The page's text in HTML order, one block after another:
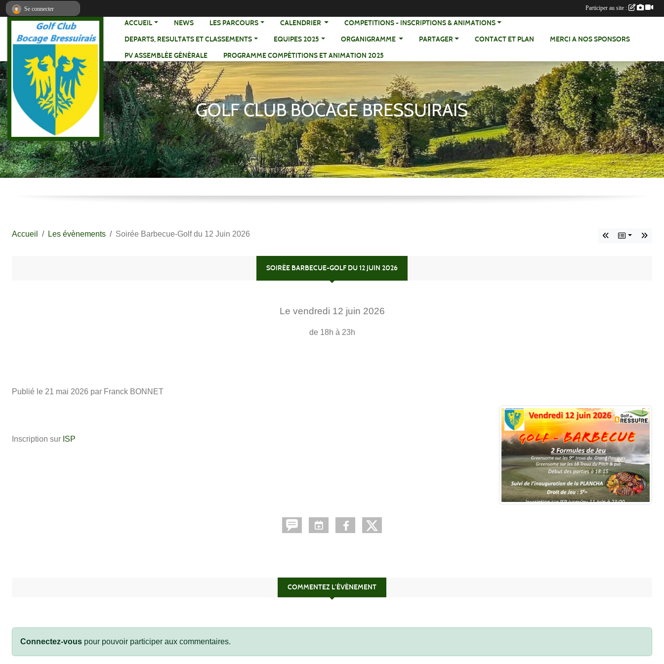
ACCUEIL NEWS LES PARCOURS CALENDRIER
COMPETITIONS - INSCRIPTIONS & ANIMATIONS
DEPARTS, RESULTATS ET CLASSEMENTS
EQUIPES 2025 ORGANIGRAMME PARTAGER CONTACT ET PLAN
MERCI A NOS SPONSORS
PV ASSEMBLÉE GÉNÉRALE
PROGRAMME COMPÉTITIONS ET ANIMATION 2025
GOLF CLUB BOCAGE BRESSUIRAIS
Accueil Les évènements Soirée Barbecue-Golf du 12 Juin 2026
SOIRÉE BARBECUE-GOLF DU 12 JUIN 2026
Le vendredi 12 juin 2026
de 18h à 23h
Publié le 21 mai 2026 par Franck BONNET
Inscription sur ISP
COMMENTEZ L’ÉVÈNEMENT
Connectez-vous pour pouvoir participer aux commentaires.
Se connecter Participer au site :
Panneau de gestion des cookies